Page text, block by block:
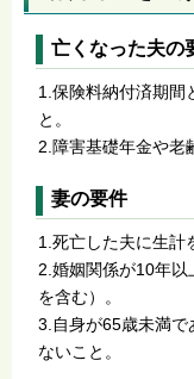
亡くなった夫の
1.保険料納付済期間
と。
2.障害基礎年金や老
妻の要件
1.死亡した夫に生計
2.婚姻関係が10年以
を含む）。
3.自身が65歳未満で
ないこと。